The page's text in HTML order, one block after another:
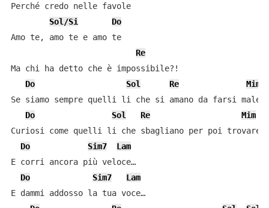
Perché credo nelle favole
Sol/Si
Do
Amo te, amo te e amo te
Re
Ma chi ha detto che è impossibile?!
Do
Sol Re
Mim
Se siamo sempre quelli li che si amano da farsi male
Do
Sol Re
Mim
Curiosi come quelli li che sbagliano per poi trovare
Do
Sim7
Lam
E corri ancora più veloce…
Do
Sim7
Lam
E dammi addosso la tua voce…